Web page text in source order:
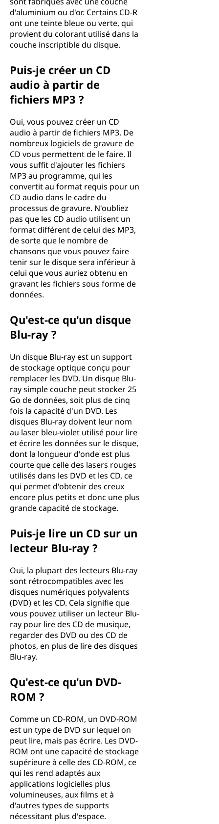
d'aluminium ou d'or. Certains CD-R
ont une teinte bleue ou verte, qui
provient du colorant utilisé dans la
couche inscriptible du disque.
Puis-je créer un CD
audio à partir de
fichiers MP3 ?
Oui, vous pouvez créer un CD
audio à partir de fichiers MP3. De
nombreux logiciels de gravure de
CD vous permettent de le faire. Il
vous suffit d'ajouter les fichiers
MP3 au programme, qui les
convertit au format requis pour un
CD audio dans le cadre du
processus de gravure. N'oubliez
pas que les CD audio utilisent un
format différent de celui des MP3,
de sorte que le nombre de
chansons que vous pouvez faire
tenir sur le disque sera inférieur à
celui que vous auriez obtenu en
gravant les fichiers sous forme de
données.
Qu'est-ce qu'un disque
Blu-ray ?
Un disque Blu-ray est un support
de stockage optique conçu pour
remplacer les DVD. Un disque Blu-
ray simple couche peut stocker 25
Go de données, soit plus de cinq
fois la capacité d'un DVD. Les
disques Blu-ray doivent leur nom
au laser bleu-violet utilisé pour lire
et écrire les données sur le disque,
dont la longueur d'onde est plus
courte que celle des lasers rouges
utilisés dans les DVD et les CD, ce
qui permet d'obtenir des creux
encore plus petits et donc une plus
grande capacité de stockage.
Puis-je lire un CD sur un
lecteur Blu-ray ?
Oui, la plupart des lecteurs Blu-ray
sont rétrocompatibles avec les
disques numériques polyvalents
(DVD) et les CD. Cela signifie que
vous pouvez utiliser un lecteur Blu-
ray pour lire des CD de musique,
regarder des DVD ou des CD de
photos, en plus de lire des disques
Blu-ray.
Qu'est-ce qu'un DVD-
ROM ?
Comme un CD-ROM, un DVD-ROM
est un type de DVD sur lequel on
peut lire, mais pas écrire. Les DVD-
ROM ont une capacité de stockage
supérieure à celle des CD-ROM, ce
qui les rend adaptés aux
applications logicielles plus
volumineuses, aux films et à
d'autres types de supports
nécessitant plus d'espace.